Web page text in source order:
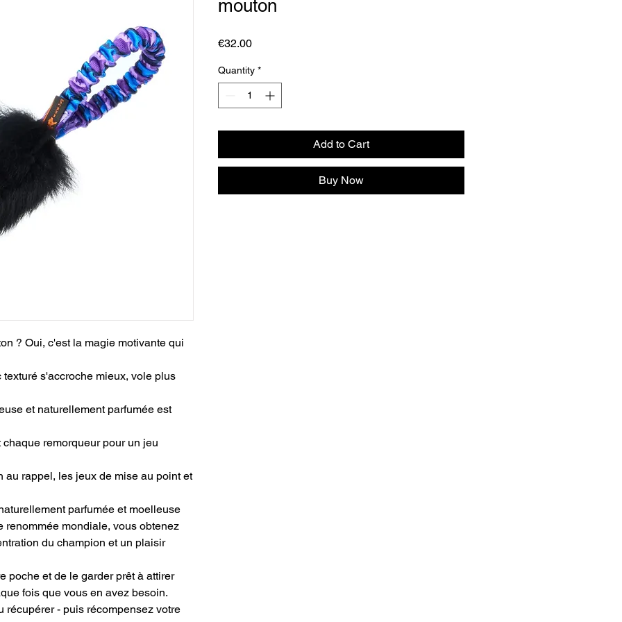
? Oui, c'est la magie motivante qui
s'accroche mieux, vole plus
et naturellement parfumée est
remorqueur pour un jeu
au rappel, les jeux de mise au point et
parfumée et moelleuse
renommée mondiale, vous obtenez
du champion et un plaisir
poche et de le garder prêt à attirer
fois que vous en avez besoin.
récupérer - puis récompensez votre
mouton
€32.00Price
Quantity *
Add to Cart
Buy Now